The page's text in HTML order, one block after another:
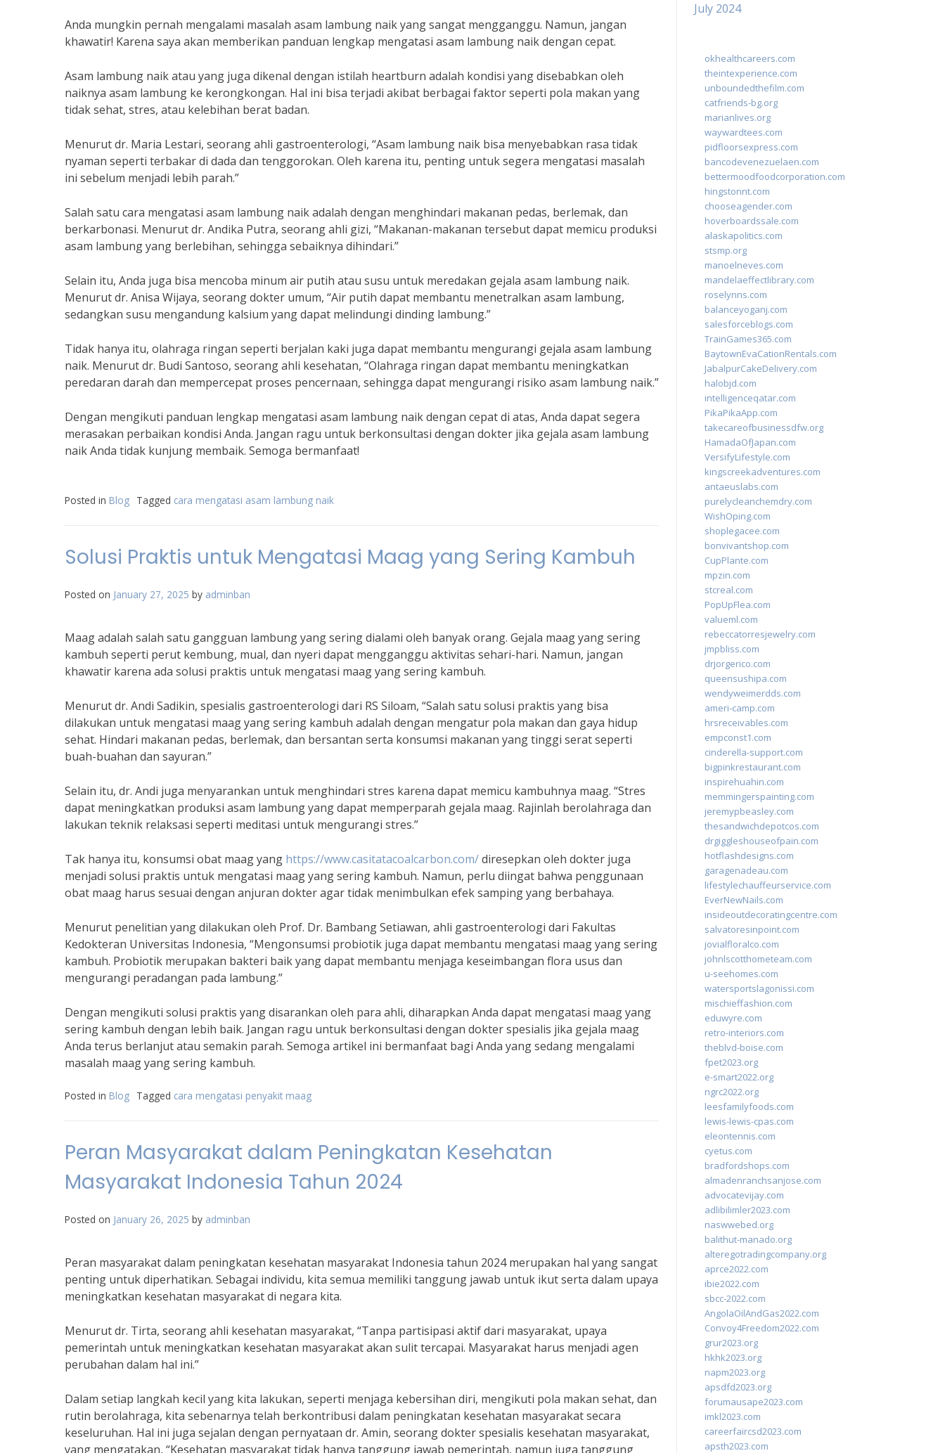
Anda mungkin pernah mengalami masalah asam lambung naik yang sangat mengganggu. Namun, jangan
khawatir! Karena saya akan memberikan panduan lengkap mengatasi asam lambung naik dengan cepat.
Asam lambung naik atau yang juga dikenal dengan istilah heartburn adalah kondisi yang disebabkan oleh
naiknya asam lambung ke kerongkongan. Hal ini bisa terjadi akibat berbagai faktor seperti pola makan yang
tidak sehat, stres, atau kelebihan berat badan.
Menurut dr. Maria Lestari, seorang ahli gastroenterologi, “Asam lambung naik bisa menyebabkan rasa tidak
nyaman seperti terbakar di dada dan tenggorokan. Oleh karena itu, penting untuk segera mengatasi masalah
ini sebelum menjadi lebih parah.”
Salah satu cara mengatasi asam lambung naik adalah dengan menghindari makanan pedas, berlemak, dan
berkarbonasi. Menurut dr. Andika Putra, seorang ahli gizi, “Makanan-makanan tersebut dapat memicu produksi
asam lambung yang berlebihan, sehingga sebaiknya dihindari.”
Selain itu, Anda juga bisa mencoba minum air putih atau susu untuk meredakan gejala asam lambung naik.
Menurut dr. Anisa Wijaya, seorang dokter umum, “Air putih dapat membantu menetralkan asam lambung,
sedangkan susu mengandung kalsium yang dapat melindungi dinding lambung.”
Tidak hanya itu, olahraga ringan seperti berjalan kaki juga dapat membantu mengurangi gejala asam lambung
naik. Menurut dr. Budi Santoso, seorang ahli kesehatan, “Olahraga ringan dapat membantu meningkatkan
peredaran darah dan mempercepat proses pencernaan, sehingga dapat mengurangi risiko asam lambung naik.”
Dengan mengikuti panduan lengkap mengatasi asam lambung naik dengan cepat di atas, Anda dapat segera
merasakan perbaikan kondisi Anda. Jangan ragu untuk berkonsultasi dengan dokter jika gejala asam lambung
naik Anda tidak kunjung membaik. Semoga bermanfaat!
Posted in Blog Tagged cara mengatasi asam lambung naik
Solusi Praktis untuk Mengatasi Maag yang Sering Kambuh
Posted on January 27, 2025 by adminban
Maag adalah salah satu gangguan lambung yang sering dialami oleh banyak orang. Gejala maag yang sering
kambuh seperti perut kembung, mual, dan nyeri dapat mengganggu aktivitas sehari-hari. Namun, jangan
khawatir karena ada solusi praktis untuk mengatasi maag yang sering kambuh.
Menurut dr. Andi Sadikin, spesialis gastroenterologi dari RS Siloam, “Salah satu solusi praktis yang bisa
dilakukan untuk mengatasi maag yang sering kambuh adalah dengan mengatur pola makan dan gaya hidup
sehat. Hindari makanan pedas, berlemak, dan bersantan serta konsumsi makanan yang tinggi serat seperti
buah-buahan dan sayuran.”
Selain itu, dr. Andi juga menyarankan untuk menghindari stres karena dapat memicu kambuhnya maag. “Stres
dapat meningkatkan produksi asam lambung yang dapat memperparah gejala maag. Rajinlah berolahraga dan
lakukan teknik relaksasi seperti meditasi untuk mengurangi stres.”
Tak hanya itu, konsumsi obat maag yang https://www.casitatacoalcarbon.com/diresepkan oleh dokter juga
menjadi solusi praktis untuk mengatasi maag yang sering kambuh. Namun, perlu diingat bahwa penggunaan
obat maag harus sesuai dengan anjuran dokter agar tidak menimbulkan efek samping yang berbahaya.
Menurut penelitian yang dilakukan oleh Prof. Dr. Bambang Setiawan, ahli gastroenterologi dari Fakultas
Kedokteran Universitas Indonesia, “Mengonsumsi probiotik juga dapat membantu mengatasi maag yang sering
kambuh. Probiotik merupakan bakteri baik yang dapat membantu menjaga keseimbangan flora usus dan
mengurangi peradangan pada lambung.”
Dengan mengikuti solusi praktis yang disarankan oleh para ahli, diharapkan Anda dapat mengatasi maag yang
sering kambuh dengan lebih baik. Jangan ragu untuk berkonsultasi dengan dokter spesialis jika gejala maag
Anda terus berlanjut atau semakin parah. Semoga artikel ini bermanfaat bagi Anda yang sedang mengalami
masalah maag yang sering kambuh.
Posted in Blog Tagged cara mengatasi penyakit maag
Peran Masyarakat dalam Peningkatan Kesehatan
Masyarakat Indonesia Tahun 2024
Posted on January 26, 2025 by adminban
Peran masyarakat dalam peningkatan kesehatan masyarakat Indonesia tahun 2024 merupakan hal yang sangat
penting untuk diperhatikan. Sebagai individu, kita semua memiliki tanggung jawab untuk ikut serta dalam upaya
meningkatkan kesehatan masyarakat di negara kita.
Menurut dr. Tirta, seorang ahli kesehatan masyarakat, “Tanpa partisipasi aktif dari masyarakat, upaya
pemerintah untuk meningkatkan kesehatan masyarakat akan sulit tercapai. Masyarakat harus menjadi agen
perubahan dalam hal ini.”
Dalam setiap langkah kecil yang kita lakukan, seperti menjaga kebersihan diri, mengikuti pola makan sehat, dan
rutin berolahraga, kita sebenarnya telah berkontribusi dalam peningkatan kesehatan masyarakat secara
keseluruhan. Hal ini juga sejalan dengan pernyataan dr. Amin, seorang dokter spesialis kesehatan masyarakat,
yang mengatakan, “Kesehatan masyarakat tidak hanya tanggung jawab pemerintah, namun juga tanggung
July 2024
okhealthcareers.com
theintexperience.com
unboundedthefilm.com
catfriends-bg.org
marianlives.org
waywardtees.com
pidfloorsexpress.com
bancodevenezuelaen.com
bettermoodfoodcorporation.com
hingstonnt.com
chooseagender.com
hoverboardssale.com
alaskapolitics.com
stsmp.org
manoelneves.com
mandelaeffectlibrary.com
roselynns.com
balanceyoganj.com
salesforceblogs.com
TrainGames365.com
BaytownEvaCationRentals.com
JabalpurCakeDelivery.com
halobjd.com
intelligenceqatar.com
PikaPikaApp.com
takecareofbusinessdfw.org
HamadaOfJapan.com
VersifyLifestyle.com
kingscreekadventures.com
antaeuslabs.com
purelycleanchemdry.com
WishOping.com
shoplegacee.com
bonvivantshop.com
CupPlante.com
mpzin.com
stcreal.com
PopUpFlea.com
valueml.com
rebeccatorresjewelry.com
jmpbliss.com
drjorgerico.com
queensushipa.com
wendyweimerdds.com
ameri-camp.com
hrsreceivables.com
empconst1.com
cinderella-support.com
bigpinkrestaurant.com
inspirehuahin.com
memmingerspainting.com
jeremypbeasley.com
thesandwichdepotcos.com
drgiggleshouseofpain.com
hotflashdesigns.com
garagenadeau.com
lifestylechauffeurservice.com
EverNewNails.com
insideoutdecoratingcentre.com
salvatoresinpoint.com
jovialfloralco.com
johnlscotthometeam.com
u-seehomes.com
watersportslagonissi.com
mischieffashion.com
eduwyre.com
retro-interiors.com
theblvd-boise.com
fpet2023.org
e-smart2022.org
ngrc2022.org
leesfamilyfoods.com
lewis-lewis-cpas.com
eleontennis.com
cyetus.com
bradfordshops.com
almadenranchsanjose.com
advocatevijay.com
adlibilimler2023.com
naswwebed.org
balithut-manado.org
alteregotradingcompany.org
aprce2022.com
ibie2022.com
sbcc-2022.com
AngolaOilAndGas2022.com
Convoy4Freedom2022.com
grur2023.org
hkhk2023.org
napm2023.org
apsdfd2023.org
forumausape2023.com
imkl2023.com
careerfaircsd2023.com
apsth2023.com